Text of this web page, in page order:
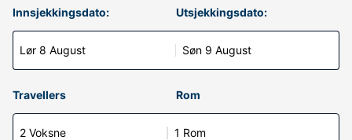
Innsjekkingsdato:
Lør 8 August
Utsjekkingsdato:
Søn 9 August
Travellers Rom
2 Voksne 1 Rom